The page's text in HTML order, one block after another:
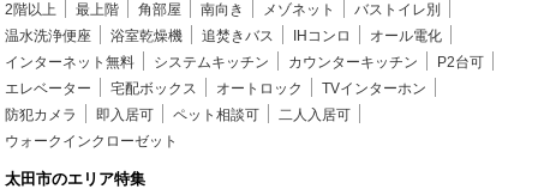
2階以上 最上階 角部屋 南向き メゾネット
バストイレ別
温水洗浄便座
浴室乾燥機 追焚きバス IHコンロ
オール電化
インターネット無料
システムキッチン カウンターキッチン
P2台可
エレベーター
宅配ボックス オートロック
TVインターホン
防犯カメラ
即入居可 ペット相談可
二人入居可
ウォークインクローゼット
太田市のエリア特集